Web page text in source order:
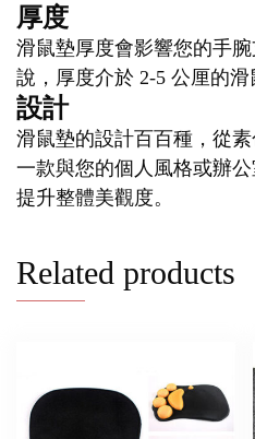
厚度
滑鼠墊厚度會影響您的手
說，厚度介於 2-5 公厘的滑
設計
滑鼠墊的設計百百種，從
一款與您的個人風格或辦
提升整體美觀度。
Related products